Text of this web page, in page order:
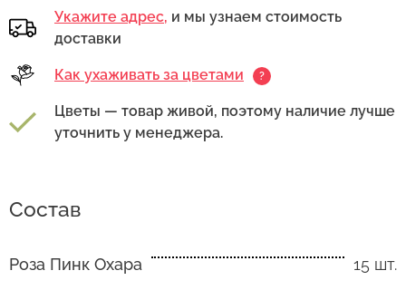
Укажите адрес, и мы узнаем стоимость
доставки
Как ухаживать за цветами ?
Цветы — товар живой, поэтому наличие лучше
уточнить у менеджера.
Состав
Роза Пинк Охара
15 шт.